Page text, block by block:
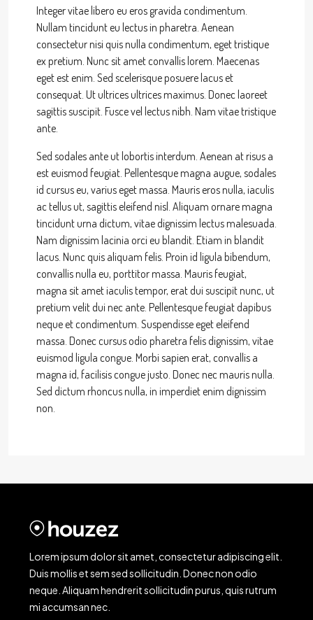
Integer vitae libero eu eros gravida condimentum.
Nullam tincidunt eu lectus in pharetra. Aenean
consectetur nisi quis nulla condimentum, eget tristique
ex pretium. Nunc sit amet convallis lorem. Maecenas
eget est enim. Sed scelerisque posuere lacus et
consequat. Ut ultrices ultrices maximus. Donec laoreet
sagittis suscipit. Fusce vel lectus nibh. Nam vitae tristique
ante.
Sed sodales ante ut lobortis interdum. Aenean at risus a
est euismod feugiat. Pellentesque magna augue, sodales
id cursus eu, varius eget massa. Mauris eros nulla, iaculis
ac tellus ut, sagittis eleifend nisl. Aliquam ornare magna
tincidunt urna dictum, vitae dignissim lectus malesuada.
Nam dignissim lacinia orci eu blandit. Etiam in blandit
lacus. Nunc quis aliquam felis. Proin id ligula bibendum,
convallis nulla eu, porttitor massa. Mauris feugiat,
magna sit amet iaculis tempor, erat dui suscipit nunc, ut
pretium velit dui nec ante. Pellentesque feugiat dapibus
neque et condimentum. Suspendisse eget eleifend
massa. Donec cursus odio pharetra felis dignissim, vitae
euismod ligula congue. Morbi sapien erat, convallis a
magna id, facilisis congue justo. Donec nec mauris nulla.
Sed dictum rhoncus nulla, in imperdiet enim dignissim
non.
Lorem ipsum dolor sit amet, consectetur adipiscing elit.
Duis mollis et sem sed sollicitudin. Donec non odio
neque. Aliquam hendrerit sollicitudin purus, quis rutrum
mi accumsan nec.